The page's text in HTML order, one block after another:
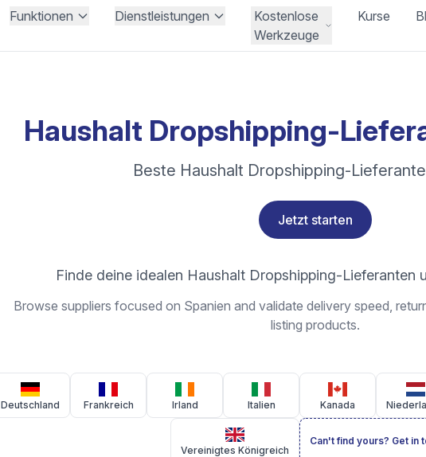
Funktionen Dienstleistungen
Kostenlose
Werkzeuge
Kurse
Haushalt Dropshipping-
Beste Haushalt Dropshipping-
Jetzt starten
Finde deine idealen Haushalt Dropshipping-Lieferanten
Browse suppliers focused on Spanien and validate delivery speed,
listing products.
Deutschland Frankreich Irland Italien Kanada
Vereinigtes Königreich
Can't find yours? Get in